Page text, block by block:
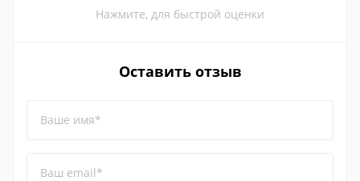
Нажмите, для быстрой оценки
Оставить отзыв
Ваше имя*
Ваш email*